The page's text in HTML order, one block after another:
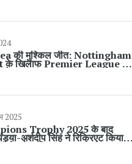
की मुश्किल जीत: Nottingham
के खिलाफ Premier League में
2025
Trophy 2025 के बाद
अर्शदीप सिंह ने रिक्रिएट किया
रसेल मीम